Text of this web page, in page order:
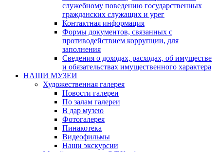
служебному поведению государственных
гражданских служащих и урег
Контактная информация
Формы документов, связанных с
противодействием коррупции, для
заполнения
Сведения о доходах, расходах, об имуществе
и обязательствах имущественного характера
НАШИ МУЗЕИ
Художественная галерея
Новости галереи
По залам галереи
В дар музею
Фотогалерея
Пинакотека
Видеофильмы
Наши экскурсии